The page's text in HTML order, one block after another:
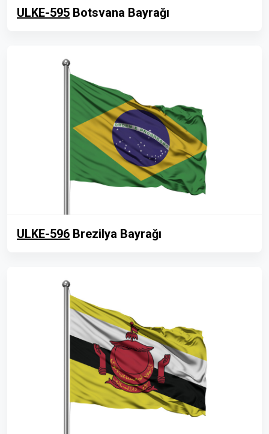
ULKE-595 Botsvana Bayrağı
ULKE-596 Brezilya Bayrağı